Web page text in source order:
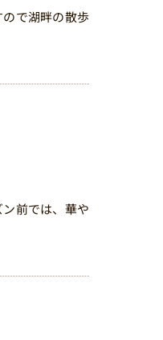
で湖畔の散歩
前では、華や